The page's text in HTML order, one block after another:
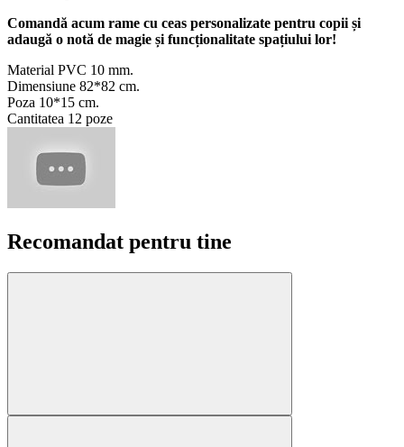
Comandă acum rame cu ceas personalizate pentru copii și
adaugă o notă de magie și funcționalitate spațiului lor!
Material PVC 10 mm.
Dimensiune 82*82 cm.
Poza 10*15 cm.
Cantitatea 12 poze
Recomandat pentru tine